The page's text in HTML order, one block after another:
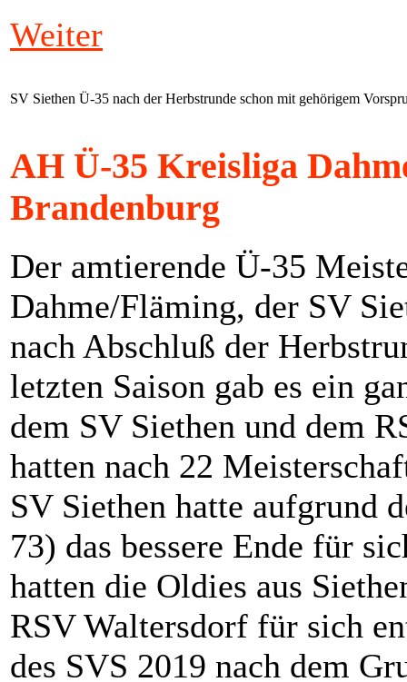
Weiter
SV Siethen Ü-35 nach der Herbstrunde schon mit gehörigem
AH Ü-35 Kreisliga
Brandenburg
Der amtierende Ü-35
Dahme/Fläming, der SV
nach Abschluß der
letzten Saison gab es ein
dem SV Siethen und dem
hatten nach 22
SV Siethen hatte aufgrund
73) das bessere Ende für
hatten die Oldies aus
RSV Waltersdorf für sich
des SVS 2019 nach dem